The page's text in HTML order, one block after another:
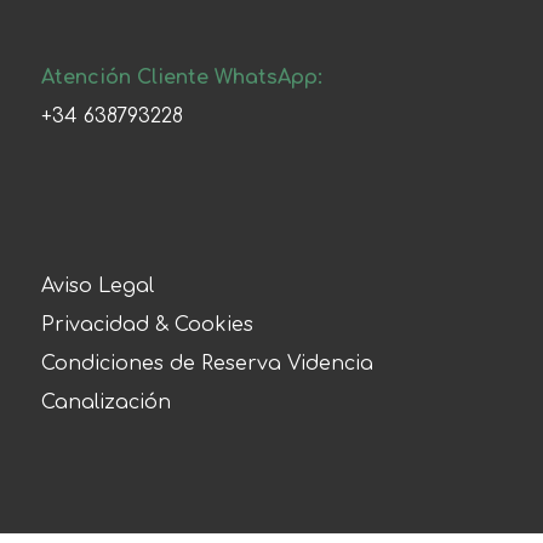
Atención Cliente WhatsApp:
+34 638793228
Aviso Legal
Privacidad & Cookies
Condiciones de Reserva Videncia
Canalización